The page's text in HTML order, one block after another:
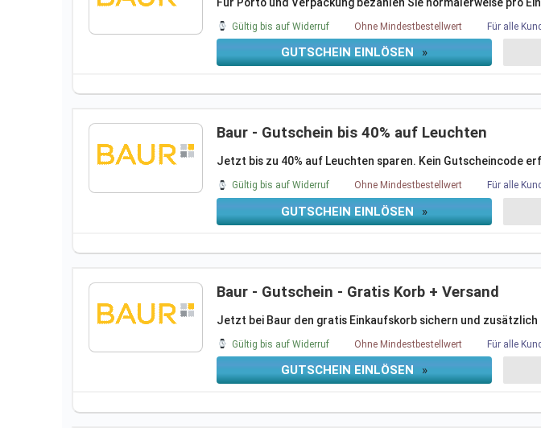
Gültig bis auf Widerruf Ohne Mindestbestellwert Für alle
GUTSCHEIN EINLÖSEN »
Baur - Gutschein bis 40% auf Leuchten
Jetzt bis zu 40% auf Leuchten sparen. Kein Gutscheincode
Gültig bis auf Widerruf Ohne Mindestbestellwert Für alle
GUTSCHEIN EINLÖSEN »
Baur - Gutschein - Gratis Korb + Versand
Jetzt bei Baur den gratis Einkaufskorb sichern und zusätzlich
Gültig bis auf Widerruf Ohne Mindestbestellwert Für alle
GUTSCHEIN EINLÖSEN »